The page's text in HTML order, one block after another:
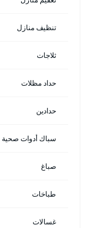
تنظيف منازل
ثلاجات
حداد مظلات
حدادين
سباك أدوات صحية
صباغ
طباخات
غسالات